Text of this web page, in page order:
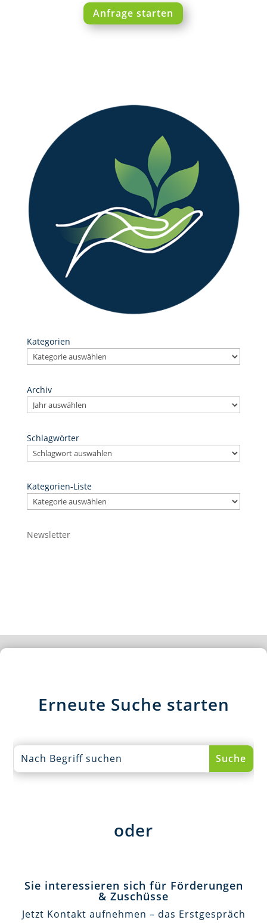
Anfrage starten
Kategorien
Archiv
Schlagwörter
Kategorien-Liste
Newsletter
Erneute Suche starten
oder
Sie interessieren sich für Förderungen
& Zuschüsse
Jetzt Kontakt aufnehmen – das Erstgespräch